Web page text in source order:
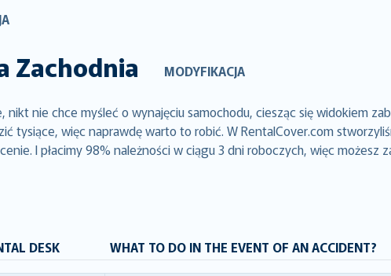
Zachodnia MODYFIKACJA
nie chce myśleć o wynajęciu samochodu, ciesząc się widokiem
tysiące, więc naprawdę warto to robić. W RentalCover.com
I płacimy 98% należności w ciągu 3 dni roboczych, więc możesz
DESK WHAT TO DO IN THE EVENT OF AN ACCIDENT?